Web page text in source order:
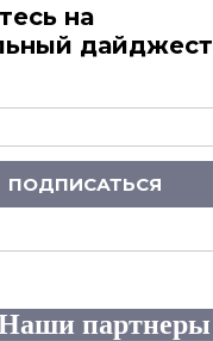
на
дайджест
ПОДПИСАТЬСЯ
партнеры